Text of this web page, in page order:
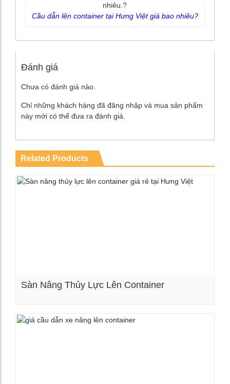
Cầu dẫn lên container tại Hưng Việt giá bao nhiêu?
Đánh giá
Chưa có đánh giá nào.
Chỉ những khách hàng đã đăng nhập và mua sản phẩm
này mới có thể đưa ra đánh giá.
Related Products
Sàn Nâng Thủy Lực Lên Container